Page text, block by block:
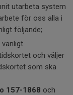
utarbeta system
för oss alla i
följande;
och väljer
som ska
157-1868 och